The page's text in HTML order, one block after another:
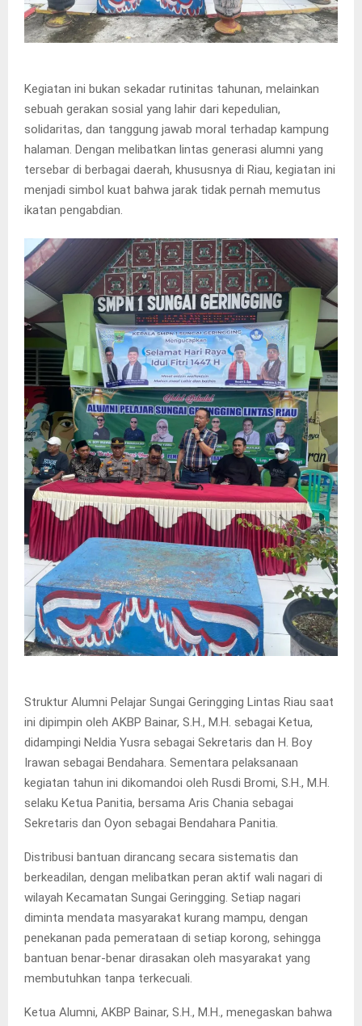
Kegiatan ini bukan sekadar rutinitas tahunan, melainkan
sebuah gerakan sosial yang lahir dari kepedulian,
solidaritas, dan tanggung jawab moral terhadap kampung
halaman. Dengan melibatkan lintas generasi alumni yang
tersebar di berbagai daerah, khususnya di Riau, kegiatan ini
menjadi simbol kuat bahwa jarak tidak pernah memutus
ikatan pengabdian.
Struktur Alumni Pelajar Sungai Geringging Lintas Riau saat
ini dipimpin oleh AKBP Bainar, S.H., M.H. sebagai Ketua,
didampingi Neldia Yusra sebagai Sekretaris dan H. Boy
Irawan sebagai Bendahara. Sementara pelaksanaan
kegiatan tahun ini dikomandoi oleh Rusdi Bromi, S.H., M.H.
selaku Ketua Panitia, bersama Aris Chania sebagai
Sekretaris dan Oyon sebagai Bendahara Panitia.
Distribusi bantuan dirancang secara sistematis dan
berkeadilan, dengan melibatkan peran aktif wali nagari di
wilayah Kecamatan Sungai Geringging. Setiap nagari
diminta mendata masyarakat kurang mampu, dengan
penekanan pada pemerataan di setiap korong, sehingga
bantuan benar-benar dirasakan oleh masyarakat yang
membutuhkan tanpa terkecuali.
Ketua Alumni, AKBP Bainar, S.H., M.H., menegaskan bahwa